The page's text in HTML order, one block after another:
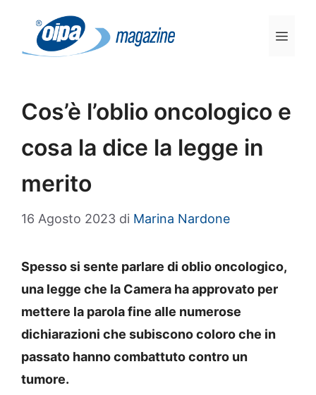
contenuto
Cos’è l’oblio oncologico e
cosa la dice la legge in
merito
16 Agosto 2023 di Marina Nardone
Spesso si sente parlare di oblio oncologico,
una legge che la Camera ha approvato per
mettere la parola fine alle numerose
dichiarazioni che subiscono coloro che in
passato hanno combattuto contro un
tumore.